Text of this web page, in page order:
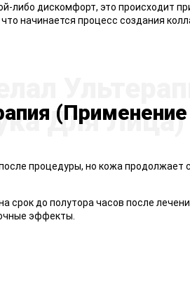
либо дискомфорт, это происходит
начинается процесс создания
процедуры, но кожа
до полутора часов после
эффекты.